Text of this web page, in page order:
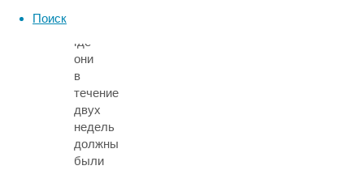
Поиск
где
они
в
течение
двух
недель
должны
были